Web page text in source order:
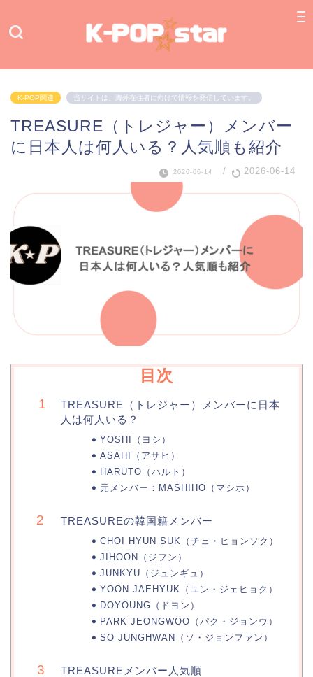
K-POP関連 当サイトは、海外在住者に向けて情報を発信しています。
TREASURE（トレジャー）メンバー
に日本人は何人いる？人気順も紹介
2026-06-14 / 2026-06-14
目次
TREASURE（トレジャー）メンバーに日本
人は何人いる？
YOSHI（ヨシ）
ASAHI（アサヒ）
HARUTO（ハルト）
元メンバー：MASHIHO（マシホ）
TREASUREの韓国籍メンバー
CHOI HYUN SUK（チェ・ヒョンソク）
JIHOON（ジフン）
JUNKYU（ジュンギュ）
YOON JAEHYUK（ユン・ジェヒョク）
DOYOUNG（ドヨン）
PARK JEONGWOO（パク・ジョンウ）
SO JUNGHWAN（ソ・ジョンファン）
TREASUREメンバー人気順